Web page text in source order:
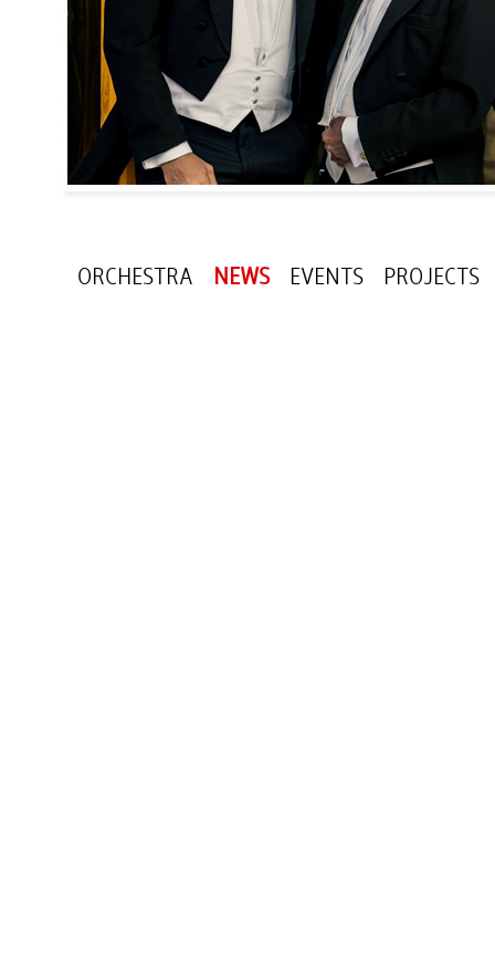
ORCHESTRA NEWS EVENTS PROJECTS